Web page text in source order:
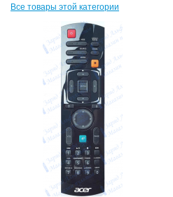
Все товары этой категории